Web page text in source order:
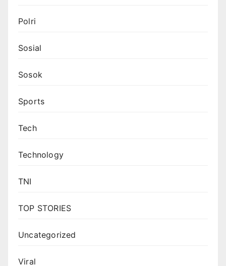
Polri
Sosial
Sosok
Sports
Tech
Technology
TNI
TOP STORIES
Uncategorized
Viral